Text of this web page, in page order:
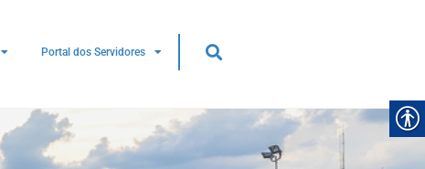
Portal dos Servidores